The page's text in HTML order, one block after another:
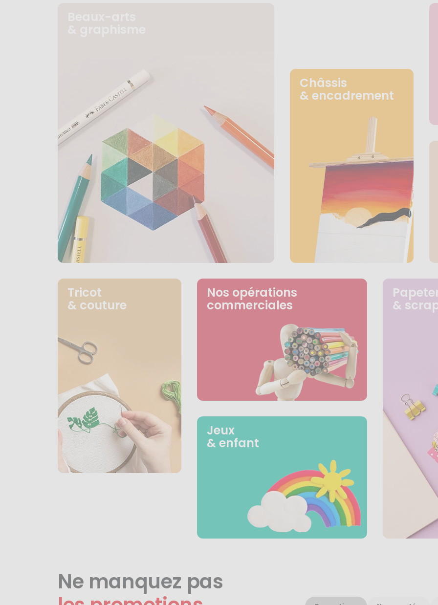
Châssis
& encadrement
Tricot
& couture
Nos opérations
commerciales
Jeux
& enfant
&
Ne manquez pas